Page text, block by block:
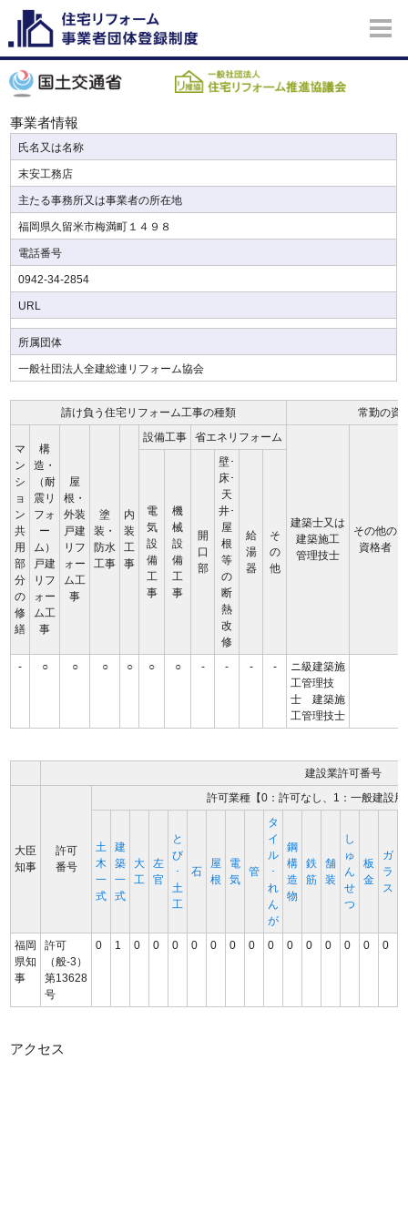
事業者情報
氏名又は名称
末安工務店
主たる事務所又は事業者の所在地
福岡県久留米市梅満町１４９８
電話番号
0942-34-2854
URL
所属団体
一般社団法人全建総連リフォーム協会
請け負う住宅リフォーム工事の種類 常勤の資
マ
ン
シ
ョ
ン
共
用
部
分
の
修
繕
構
造・
（耐
震リ
フォ
ー
ム）
戸建
リフ
ォー
ム工
事
屋
根・
外装
戸建
リフ
ォー
ム工
事
塗
装・
防水
工事
内
装
工
事
設備工事 省エネリフォーム
建築士又は
建築施工
管理技士
その他の
資格者
電
気
設
備
工
事
機
械
設
備
工
事
開
口
部
壁･
床･
天
井･
屋
根
等
の
断
熱
改
修
給
湯
器
そ
の
他
- ○ ○ ○ ○ ○ ○ - - - -
ニ級建築施
工管理技
士 建築施
工管理技士
建設業許可番号
大臣
知事
許可
番号
許可業種【0：許可なし、1：一般建設
土
木
一
式
建
築
一
式
大
工
左
官
と
び
･
土
工
石
屋
根
電
気
管
タ
イ
ル
･
れ
ん
が
鋼
構
造
物
鉄
筋
舗
装
し
ゅ
ん
せ
つ
板
金
ガ
ラ
ス
福岡
県知
事
許可
（般-3）
第13628
号
0 1 0 0 0 0 0 0 0 0 0 0 0 0 0 0
アクセス